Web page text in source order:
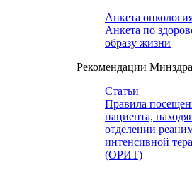
Анкета
Анкета по
образу жизни
Рекомендации
Статьи
Правила
пациента,
отделении
интенсивной
(ОРИТ)